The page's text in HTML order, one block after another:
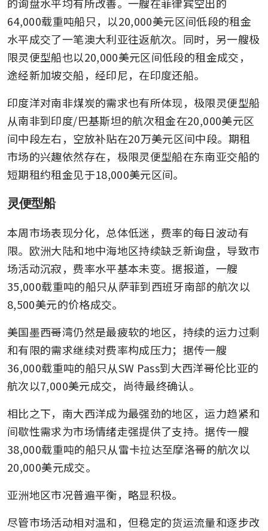
64,000载重吨船只，以20,000美元区间低段的租金
水平成交了一笔澳大利亚往返航次。同时，另一艘极
限灵便型船也以20,000美元区间低段的租金成交，
途经新加坡交船，经印尼，在印度还船。
印度洋对南非煤炭的需求也有所体现，极限灵便型船
从南非到印度/巴基斯坦的航次租金在20,000美元区
间中段左右，空放补贴在20万美元区间中段。期租
市场的兴趣依然存在，极限灵便型船在东南亚交船的
短期租约租金见于18,000美元区间。
灵便型船
本周市场表现分化，总体低迷，费率的每日波动有
限。欧洲大陆和地中海地区持续缺乏新询盘，导致市
场活动沉寂，费率水平基本未变。据报道，一艘
35,000载重吨的船只从萨菲到西班牙南部的航次以
8,500美元的价格成交。
美国墨西哥湾仍然是最疲软的地区，持续的运力过剩
和有限的需求继续对费率构成压力；据传一艘
36,000载重吨的船只从SW Pass到大西洋哥伦比亚的
航次以7,000美元成交，尚待最终确认。
相比之下，南大西洋成为最强劲的地区，运力趋紧和
间歇性需求为市场情绪走强提供了支持。据传一艘
38,000载重吨的船只从雷卡拉达至摩洛哥的航次以
20,000美元成交。
亚洲地区市况普遍平衡，略显积极。
尽管市场活动相对温和，但稳定的货运流量和逐步改